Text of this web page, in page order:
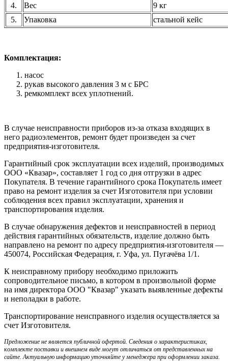
4. Вес
9 кг
5.
Упаковка стальной кейс
Комплектация:
насос
рукав высокого давления 3 м с БРС
ремкомплект всех уплотнений.
В случае неисправности приборов из-за отказа входящих в
него радиоэлементов, ремонт будет произведен за счет
предприятия-изготовителя.
Гарантийный срок эксплуатации всех изделий, производимых
ООО «Квазар», составляет 1 год со дня отгрузки в адрес
Покупателя. В течение гарантийного срока Покупатель имеет
право на ремонт изделия за счет Изготовителя при условии
соблюдения всех правил эксплуатации, хранения и
транспортирования изделия.
В случае обнаружения дефектов и неисправностей в период
действия гарантийных обязательств, изделие должно быть
направлено на ремонт по адресу предприятия-изготовителя —
450074, Российская Федерация, г. Уфа, ул. Пугачёва 1/1.
К неисправному прибору необходимо приложить
сопроводительное письмо, в котором в произвольной форме
на имя директора ООО "Квазар" указать выявленные дефекты
и неполадки в работе.
Транспортирование неисправного изделия осуществляется за
счет Изготовителя.
Предложение не является публичной офертой. Сведения о характеристиках,
комплекте поставки и внешнем виде могут отличаться от представленных на
сайте. Актуальную информацию уточняйте у менеджера при оформлении заказа.